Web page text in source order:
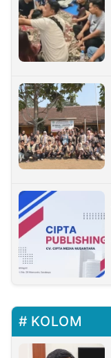
KOLOM